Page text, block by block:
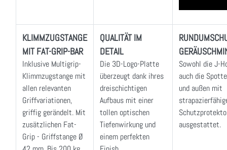
KLIMMZUGSTANGE
MIT FAT-GRIP-BAR
Inklusive Multigrip-
Klimmzugstange mit
allen relevanten
Griffvariationen,
griffig gerändelt. Mit
zusätzlichen Fat-
Grip - Griffstange Ø
QUALITÄT IM
DETAIL
Die 3D-Logo-Platte
überzeugt dank ihres
dreischichtigen
Aufbaus mit einer
tollen optischen
Tiefenwirkung und
einem perfekten
Sowohl die J-
auch die
und außen mit
ausgestattet.